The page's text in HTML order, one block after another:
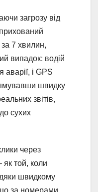
загрозу від
за 7 хвилин,
випадок: водій
аварії, і GPS
швидку
звітів,
сухих
через
як той, коли
швидкому
за номерами